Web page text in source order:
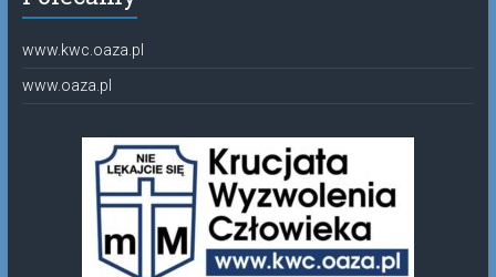
www.kwc.oaza.pl
www.oaza.pl